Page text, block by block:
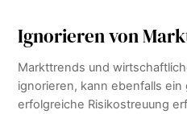
Ignorieren von
Markttrends und
ignorieren, kann ebenfalls ein
erfolgreiche Risikostreuung